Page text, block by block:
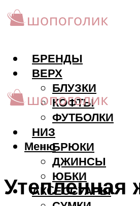
БРЕНДЫ
ВЕРХ
БЛУЗКИ
КОФТЫ
ФУТБОЛКИ
НИЗ
БРЮКИ
ДЖИНСЫ
ЮБКИ
АКCЕССУАРЫ
Меню
Утепленная